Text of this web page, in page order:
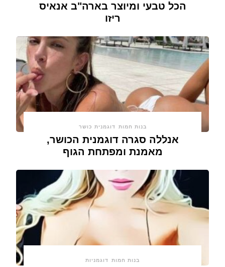
הכל טבעי ומיוצר בארה"ב אנאיס
ריזו
בנות חמות דוגמנית כושר
אנללה סגרה דוגמנית הכושר,
מאמנת ומפתחת הגוף
בנות חמות דוגמניות